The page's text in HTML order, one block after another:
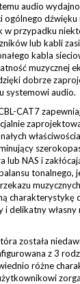
audio
ogólnego dźwięku
w przypadku
lub kabli
kabla
muzycznej
dobrze
systemowi audio.
CAT7
NAS i
tonalnego,
charakterystykę
delikatny własny
została
z 3
różne